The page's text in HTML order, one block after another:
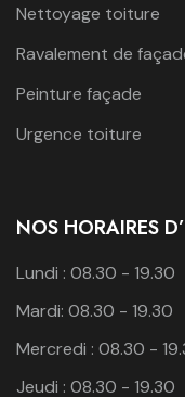
Nettoyage toiture
Ravalement de
Peinture façade
Urgence toiture
NOS HORAIRES
Lundi : 08.30 - 19.30
Mardi: 08.30 - 19.30
Mercredi : 08.30 -
Jeudi : 08.30 - 19.30